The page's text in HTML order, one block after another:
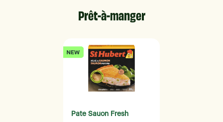
Prêt-à-manger
Pate Sauon Fresh